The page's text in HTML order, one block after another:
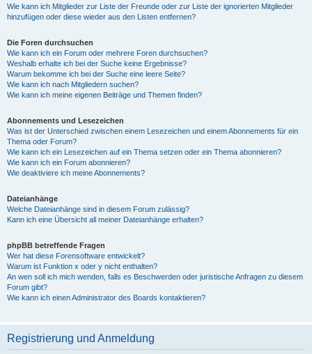
Wie kann ich Mitglieder zur Liste der Freunde oder zur Liste der ignorierten Mitglieder
hinzufügen oder diese wieder aus den Listen entfernen?
Die Foren durchsuchen
Wie kann ich ein Forum oder mehrere Foren durchsuchen?
Weshalb erhalte ich bei der Suche keine Ergebnisse?
Warum bekomme ich bei der Suche eine leere Seite?
Wie kann ich nach Mitgliedern suchen?
Wie kann ich meine eigenen Beiträge und Themen finden?
Abonnements und Lesezeichen
Was ist der Unterschied zwischen einem Lesezeichen und einem Abonnements für ein
Thema oder Forum?
Wie kann ich ein Lesezeichen auf ein Thema setzen oder ein Thema abonnieren?
Wie kann ich ein Forum abonnieren?
Wie deaktiviere ich meine Abonnements?
Dateianhänge
Welche Dateianhänge sind in diesem Forum zulässig?
Kann ich eine Übersicht all meiner Dateianhänge erhalten?
phpBB betreffende Fragen
Wer hat diese Forensoftware entwickelt?
Warum ist Funktion x oder y nicht enthalten?
An wen soll ich mich wenden, falls es Beschwerden oder juristische Anfragen zu diesem
Forum gibt?
Wie kann ich einen Administrator des Boards kontaktieren?
Registrierung und Anmeldung